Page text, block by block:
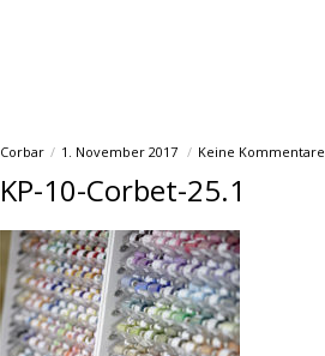
Corbar 1. November 2017 Keine Kommentare
KP-10-Corbet-25.1